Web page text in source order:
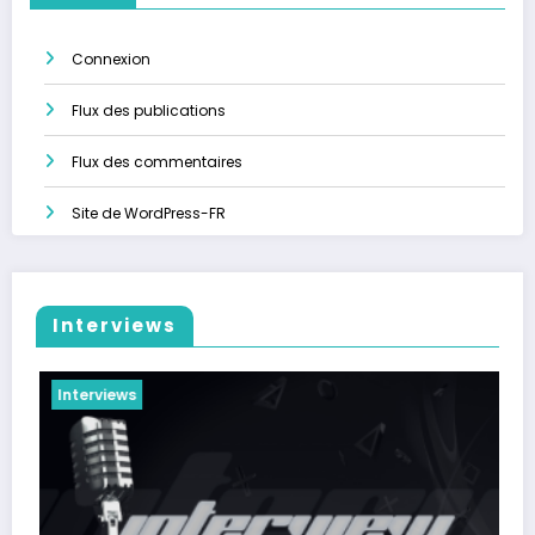
Connexion
Flux des publications
Flux des commentaires
Site de WordPress-FR
Interviews
Interviews